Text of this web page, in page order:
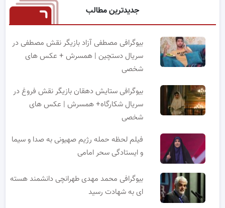
جدیدترین مطالب
بیوگرافی مصطفی آزاد بازیگر نقش مصطفی در
سریال دستچین | همسرش + عکس های
شخصی
بیوگرافی ستایش دهقان بازیگر نقش فروغ در
سریال شکارگاه+ همسرش | عکس های
شخصی
فیلم لحظه حمله رژیم صهیونی به صدا و سیما
و ایستادگی سحر امامی
بیوگرافی محمد مهدی طهرانچی دانشمند هسته
ای به شهادت رسید